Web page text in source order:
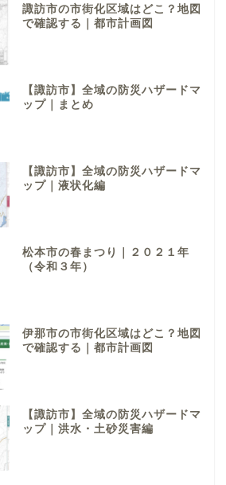
諏訪市の市街化区域はどこ？地図
で確認する｜都市計画図
【諏訪市】全域の防災ハザードマ
ップ｜まとめ
【諏訪市】全域の防災ハザードマ
ップ｜液状化編
松本市の春まつり｜２０２１年
（令和３年）
伊那市の市街化区域はどこ？地図
で確認する｜都市計画図
【諏訪市】全域の防災ハザードマ
ップ｜洪水・土砂災害編